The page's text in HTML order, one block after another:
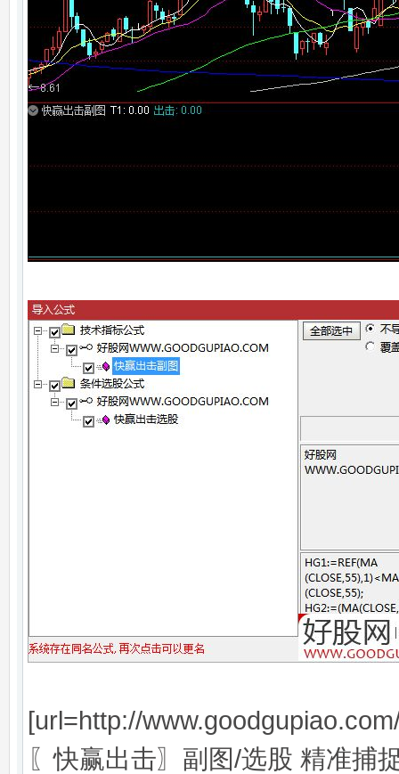
[url=http://
〖快赢出击〗副图/选股 精准捕